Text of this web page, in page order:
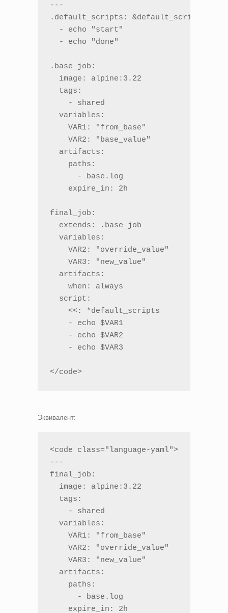
---
.default_scripts: &default_scripts
  - echo "start"
  - echo "done"
.base_job:
  image: alpine:3.22
  tags:
    - shared
  variables:
    VAR1: "from_base"
    VAR2: "base_value"
  artifacts:
    paths:
      - base.log
    expire_in: 2h
final_job:
  extends: .base_job
  variables:
    VAR2: "override_value"
    VAR3: "new_value"
  artifacts:
    when: always
  script:
    <<: *default_scripts
    - echo $VAR1
    - echo $VAR2
    - echo $VAR3
</code>
Эквивалент:
<code class="language-yaml">
---
final_job:
  image: alpine:3.22
  tags:
    - shared
  variables:
    VAR1: "from_base"
    VAR2: "override_value"
    VAR3: "new_value"
  artifacts:
    paths:
      - base.log
    expire_in: 2h